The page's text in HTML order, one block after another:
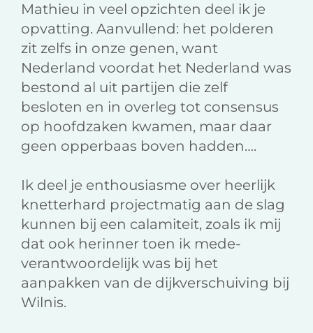
Mathieu in veel opzichten deel ik je
opvatting. Aanvullend: het polderen
zit zelfs in onze genen, want
Nederland voordat het Nederland was
bestond al uit partijen die zelf
besloten en in overleg tot consensus
op hoofdzaken kwamen, maar daar
geen opperbaas boven hadden….
Ik deel je enthousiasme over heerlijk
knetterhard projectmatig aan de slag
kunnen bij een calamiteit, zoals ik mij
dat ook herinner toen ik mede-
verantwoordelijk was bij het
aanpakken van de dijkverschuiving bij
Wilnis.